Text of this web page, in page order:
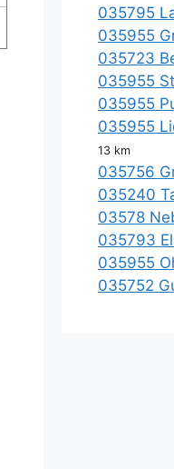
035795
035955
035723
035955
035955
035955
13 km
035756
035240
03578
035793
035955
035752